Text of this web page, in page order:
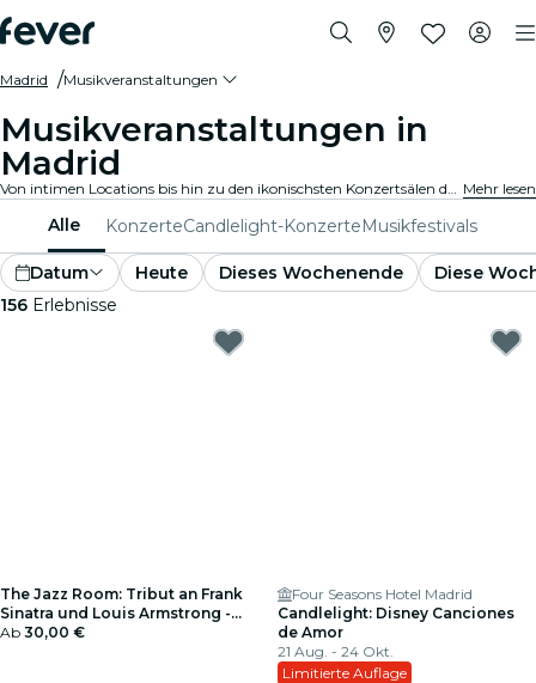
Madrid Musikveranstaltungen
Musikveranstaltungen in
Madrid
Von intimen Locations bis hin zu den ikonischsten Konzertsälen der Stadt, Madrid pulsiert mit der Musik und bietet ein vielfältiges Veranstaltungsangebot für jeden Geschmack und Stil. Mehr lesen
Alle KonzerteCandlelight-KonzerteMusikfestivals
Datum Heute Dieses Wochenende
Diese
156 Erlebnisse
The Jazz Room: Tribut an Frank
Sinatra und Louis Armstrong -
Geschenkgutschein
Ab 30,00 €
Four Seasons Hotel Madrid
Candlelight: Disney Canciones
de Amor
21 Aug. - 24 Okt.
Limitierte Auflage